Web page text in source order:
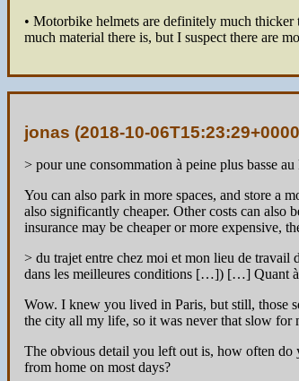
• Motorbike helmets are definitely much
much material there is, but I suspect there are
jonas (2018-10-06T15:23:29+0000
> pour une consommation à peine plus basse
You can also park in more spaces, and store a
also significantly cheaper. Other costs can also
insurance may be cheaper or more expensive,
> du trajet entre chez moi et mon lieu de
dans les meilleures conditions […]) […] Quant
Wow. I knew you lived in Paris, but still, those
the city all my life, so it was never that slow for
The obvious detail you left out is, how often do
from home on most days?